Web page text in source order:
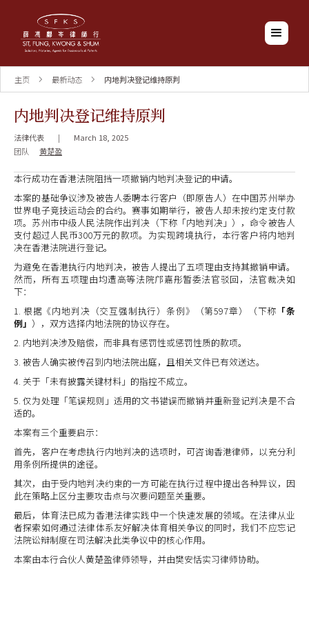
主页 最新动态 内地判决登记维持原判
内地判决登记维持原判
法律代表 |
March 18, 2025
团队
黄楚盈
本行成功在香港法院阻挡一项撤销内地判决登记的申请。
本案的基础争议涉及被告人委聘本行客户（即原告人）在中国苏州举办
世界电子竞技运动会的合约。赛事如期举行，被告人却未按约定支付款
项。苏州市中级人民法院作出判决（下称「内地判决」），命令被告人
支付超过人民币300万元的款项。为实现跨境执行，本行客户将内地判
决在香港法院进行登记。
为避免在香港执行内地判决，被告人提出了五项理由支持其撤销申请。
然而，所有五项理由均遭高等法院邝嘉彤暂委法官驳回，法官裁决如
下：
1. 根据《内地判决（交互强制执行）条例》（第597章）（下称 「条
例」 ），双方选择内地法院的协议存在。
2. 内地判决涉及赔偿，而非具有惩罚性或惩罚性质的款项。
3. 被告人确实被传召到内地法院出庭，且相关文件已有效送达。
4. 关于「未有披露关键材料」的指控不成立。
5. 仅为处理「笔误规则」适用的文书错误而撤销并重新登记判决是不合
适的。
本案有三个重要启示：
首先，客户在考虑执行内地判决的选项时，可咨询香港律师，以充分利
用条例所提供的途径。
其次，由于受内地判决约束的一方可能在执行过程中提出各种异议，因
此在策略上区分主要攻击点与次要问题至关重要。
最后，体育法已成为香港法律实践中一个快速发展的领域。在法律从业
者探索如何通过法律体系友好解决体育相关争议的同时，我们不应忘记
法院讼辩制度在司法解决此类争议中的核心作用。
本案由本行合伙人黄楚盈律师领导，并由樊安恬实习律师协助。